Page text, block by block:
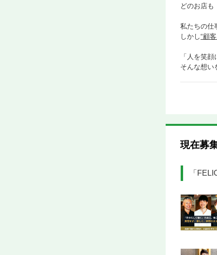
どのお店も
私たちの仕
しかし“顧
「人を笑
そんな想い
現在募
「